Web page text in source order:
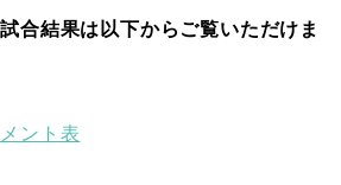
合結果は以下からご覧いただけま
ント表